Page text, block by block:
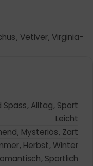
, Vetiver, Virginia-
Spass, Alltag, Sport
Leicht
, Mysteriös, Zart
, Herbst, Winter
, Sportlich